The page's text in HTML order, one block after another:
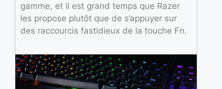
gamme, et il est grand temps que Razer
les propose plutôt que de s’appuyer sur
des raccourcis fastidieux de la touche Fn.